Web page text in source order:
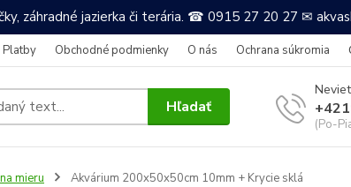
záhradné jazierka či terária. ☎ 0915 27 20 27 ✉
Platby Obchodné podmienky O nás Ochrana súkromia
Hľadať
(Po-
mieru Akvárium 200x50x50cm 10mm + Krycie sklá